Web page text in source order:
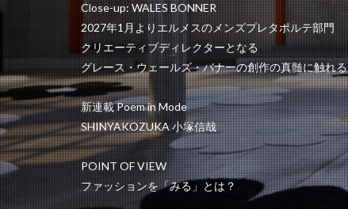
Close-up: WALES BONNER
2027年1月よりエルメスのメンズプレタポルテ部門
クリエーティブディレクターとなる
グレース・ウェールズ・バナーの創作の真髄に触れる
新連載 Poem in Mode
SHINYAKOZUKA 小塚信哉
POINT OF VIEW
ファッションを「みる」とは？